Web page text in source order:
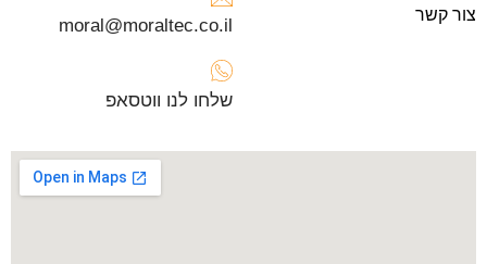
צור קשר
moral@moraltec.co.il
שלחו לנו ווטסאפ